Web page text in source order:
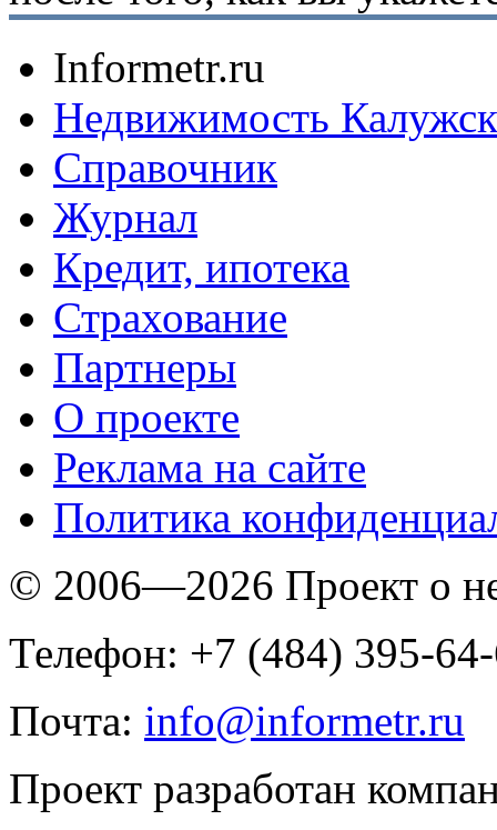
Informetr.ru
Недвижимость
Справочник
Журнал
Кредит, ипотека
Страхование
Партнеры
O проекте
Реклама на сайте
Политика
© 2006—2026 Проект о
Телефон: +7 (484) 395-
Почта: info@informetr.ru
Проект разработан